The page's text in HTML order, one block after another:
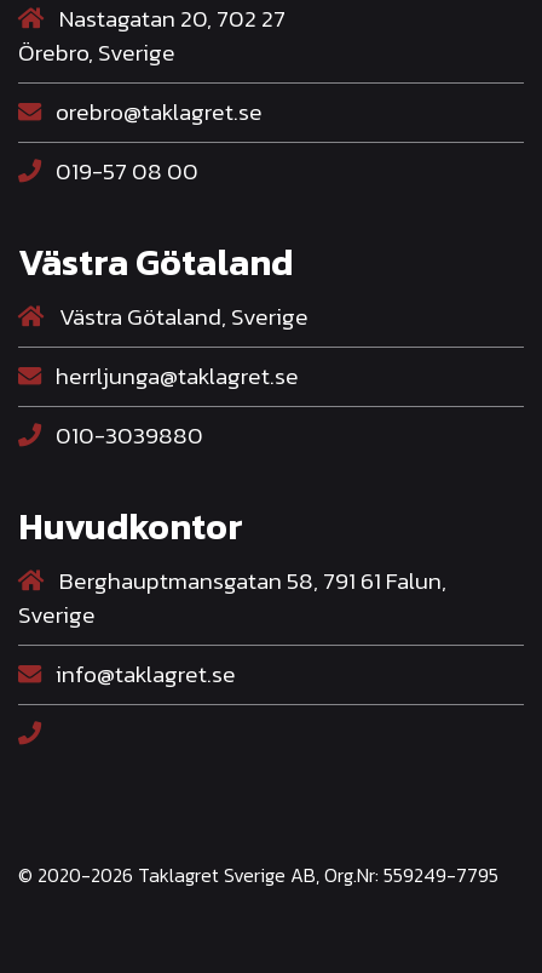
Nastagatan 20, 702 27
Örebro, Sverige
orebro@taklagret.se
019-57 08 00
Västra Götaland
Västra Götaland, Sverige
herrljunga@taklagret.se
010-3039880
Huvudkontor
Berghauptmansgatan 58, 791 61 Falun,
Sverige
info@taklagret.se
© 2020-2026 Taklagret Sverige AB, Org.Nr: 559249-7795